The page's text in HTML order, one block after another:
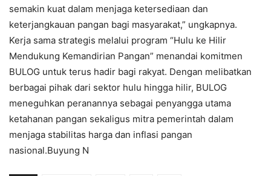
semakin kuat dalam menjaga ketersediaan dan
keterjangkauan pangan bagi masyarakat,” ungkapnya.
Kerja sama strategis melalui program “Hulu ke Hilir
Mendukung Kemandirian Pangan” menandai komitmen
BULOG untuk terus hadir bagi rakyat. Dengan melibatkan
berbagai pihak dari sektor hulu hingga hilir, BULOG
meneguhkan peranannya sebagai penyangga utama
ketahanan pangan sekaligus mitra pemerintah dalam
menjaga stabilitas harga dan inflasi pangan
nasional.Buyung N